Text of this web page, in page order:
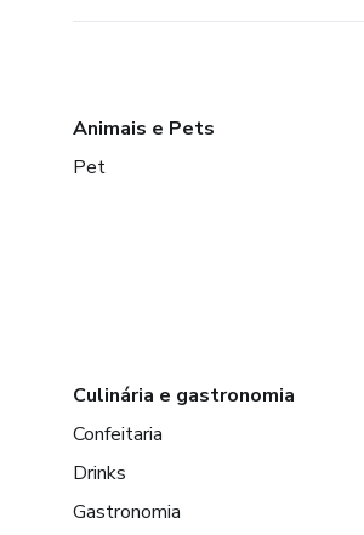
Animais e Pets
Pet
Culinária e gastronomia
Confeitaria
Drinks
Gastronomia